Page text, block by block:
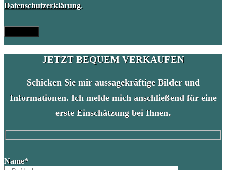
Datenschutzerklärung.
JETZT BEQUEM VERKAUFEN
Schicken Sie mir aussagekräftige Bilder und
Informationen. Ich melde mich anschließend für eine
erste Einschätzung bei Ihnen.
leave
Name*